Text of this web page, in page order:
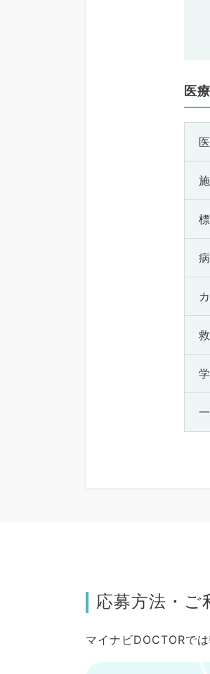
医
応募方法・ご
マイナビDOCTORで